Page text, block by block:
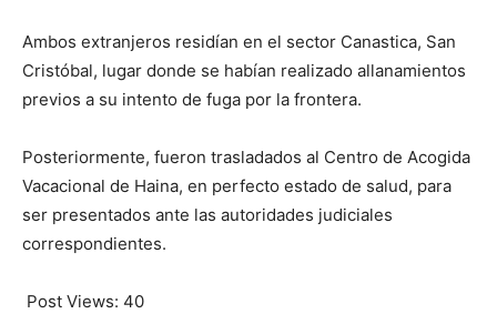
Ambos extranjeros residían en el sector Canastica, San
Cristóbal, lugar donde se habían realizado allanamientos
previos a su intento de fuga por la frontera.
Posteriormente, fueron trasladados al Centro de Acogida
Vacacional de Haina, en perfecto estado de salud, para
ser presentados ante las autoridades judiciales
correspondientes.
Post Views: 40